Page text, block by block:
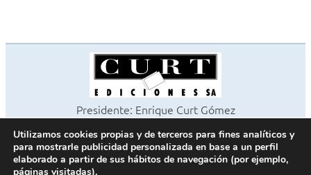
Presidente: Enrique Curt Gómez
©2026 Revista Cocinas y Baños
Todos los derechos reservados
Utilizamos cookies propias y de terceros para fines analíticos y
para mostrarle publicidad personalizada en base a un perfil
elaborado a partir de sus hábitos de navegación (por ejemplo,
páginas visitadas).